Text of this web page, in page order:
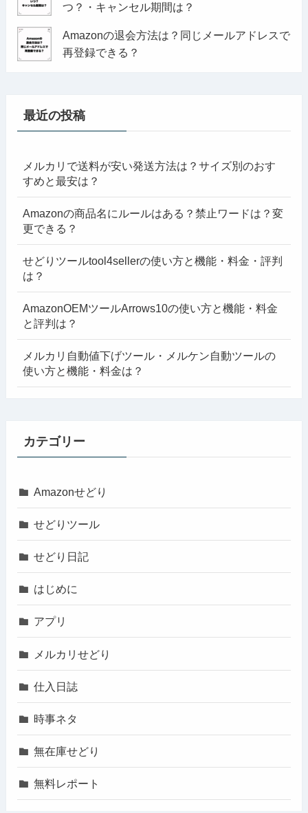
つ？・キャンセル期間は？
Amazonの退会方法は？同じメールアドレスで
再登録できる？
最近の投稿
メルカリで送料が安い発送方法は？サイズ別のおす
すめと最安は？
Amazonの商品名にルールはある？禁止ワードは？変
更できる？
せどりツールtool4sellerの使い方と機能・料金・評判
は？
AmazonOEMツールArrows10の使い方と機能・料金
と評判は？
メルカリ自動値下げツール・メルケン自動ツールの
使い方と機能・料金は？
カテゴリー
Amazonせどり
せどりツール
せどり日記
はじめに
アプリ
メルカリせどり
仕入日誌
時事ネタ
無在庫せどり
無料レポート